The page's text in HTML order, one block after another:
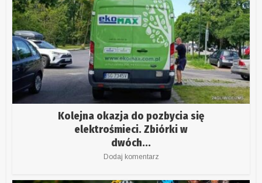
Kolejna okazja do pozbycia się
elektrośmieci. Zbiórki w
dwóch...
Dodaj komentarz